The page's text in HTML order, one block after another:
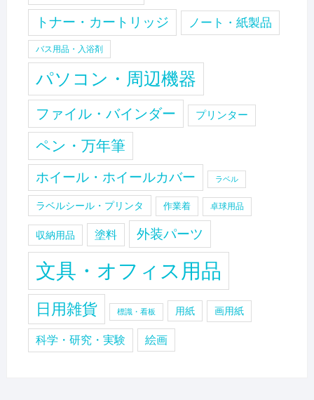
トナー・カートリッジ ノート・紙製品
バス用品・入浴剤
パソコン・周辺機器
ファイル・バインダー プリンター
ペン・万年筆
ホイール・ホイールカバー ラベル
ラベルシール・プリンタ 作業着 卓球用品
収納用品 塗料 外装パーツ
文具・オフィス用品
日用雑貨 標識・看板 用紙 画用紙
科学・研究・実験 絵画